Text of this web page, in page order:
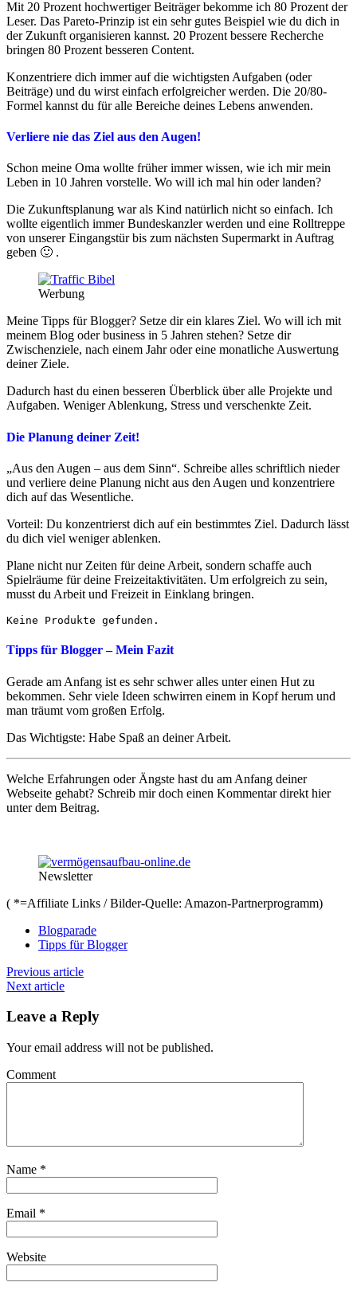
Mit 20 Prozent hochwertiger Beiträger bekomme ich 80 Prozent der
Leser. Das Pareto-Prinzip ist ein sehr gutes Beispiel wie du dich in
der Zukunft organisieren kannst. 20 Prozent bessere Recherche
bringen 80 Prozent besseren Content.
Konzentriere dich immer auf die wichtigsten Aufgaben (oder
Beiträge) und du wirst einfach erfolgreicher werden. Die 20/80-
Formel kannst du für alle Bereiche deines Lebens anwenden.
Verliere nie das Ziel aus den Augen!
Schon meine Oma wollte früher immer wissen, wie ich mir mein
Leben in 10 Jahren vorstelle. Wo will ich mal hin oder landen?
Die Zukunftsplanung war als Kind natürlich nicht so einfach. Ich
wollte eigentlich immer Bundeskanzler werden und eine Rolltreppe
von unserer Eingangstür bis zum nächsten Supermarkt in Auftrag
geben 🙂 .
Werbung
Meine Tipps für Blogger? Setze dir ein klares Ziel. Wo will ich mit
meinem Blog oder business in 5 Jahren stehen? Setze dir
Zwischenziele, nach einem Jahr oder eine monatliche Auswertung
deiner Ziele.
Dadurch hast du einen besseren Überblick über alle Projekte und
Aufgaben. Weniger Ablenkung, Stress und verschenkte Zeit.
Die Planung deiner Zeit!
„Aus den Augen – aus dem Sinn“. Schreibe alles schriftlich nieder
und verliere deine Planung nicht aus den Augen und konzentriere
dich auf das Wesentliche.
Vorteil: Du konzentrierst dich auf ein bestimmtes Ziel. Dadurch lässt
du dich viel weniger ablenken.
Plane nicht nur Zeiten für deine Arbeit, sondern schaffe auch
Spielräume für deine Freizeitaktivitäten. Um erfolgreich zu sein,
musst du Arbeit und Freizeit in Einklang bringen.
Keine Produkte gefunden.
Tipps für Blogger – Mein Fazit
Gerade am Anfang ist es sehr schwer alles unter einen Hut zu
bekommen. Sehr viele Ideen schwirren einem in Kopf herum und
man träumt vom großen Erfolg.
Das Wichtigste: Habe Spaß an deiner Arbeit.
Welche Erfahrungen oder Ängste hast du am Anfang deiner
Webseite gehabt? Schreib mir doch einen Kommentar direkt hier
unter dem Beitrag.
Newsletter
( *=Affiliate Links / Bilder-Quelle: Amazon-Partnerprogramm)
Blogparade
Tipps für Blogger
Previous article
Next article
Leave a Reply
Your email address will not be published.
Comment
Name *
Email *
Website